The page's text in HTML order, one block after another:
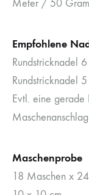
Meter / 50
Empfohlene
Rundstricknadel
Rundstricknadel
Evtl. eine
Maschenanschlag
Maschenprobe
18 Maschen x